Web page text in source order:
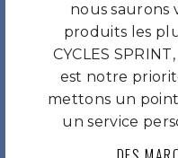
nous saurons
produits les
CYCLES
est notre
mettons un
un service